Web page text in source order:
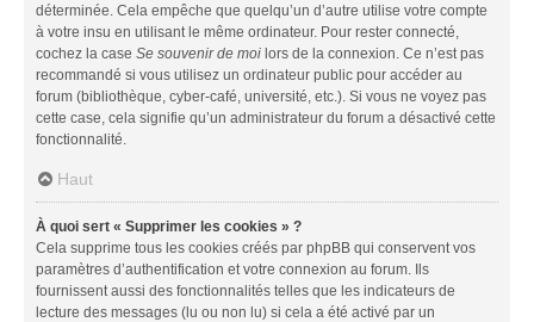
déterminée. Cela empêche que quelqu’un d’autre utilise votre compte
à votre insu en utilisant le même ordinateur. Pour rester connecté,
cochez la case Se souvenir de moi lors de la connexion. Ce n’est pas
recommandé si vous utilisez un ordinateur public pour accéder au
forum (bibliothèque, cyber-café, université, etc.). Si vous ne voyez pas
cette case, cela signifie qu’un administrateur du forum a désactivé cette
fonctionnalité.
Haut
À quoi sert « Supprimer les cookies » ?
Cela supprime tous les cookies créés par phpBB qui conservent vos
paramètres d’authentification et votre connexion au forum. Ils
fournissent aussi des fonctionnalités telles que les indicateurs de
lecture des messages (lu ou non lu) si cela a été activé par un